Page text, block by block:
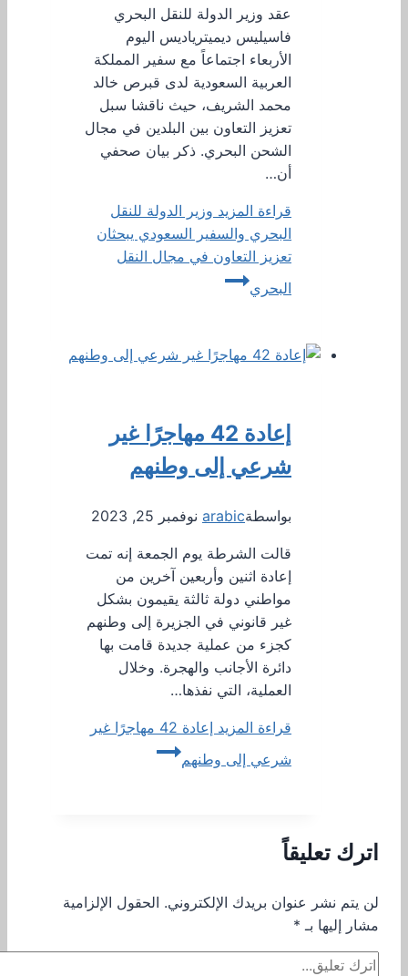
عقد وزير الدولة للنقل البحري
فاسيليس ديميترياديس اليوم
الأربعاء اجتماعاً مع سفير المملكة
العربية السعودية لدى قبرص خالد
محمد الشريف، حيث ناقشا سبل
تعزيز التعاون بين البلدين في مجال
الشحن البحري. ذكر بيان صحفي
أن…
قراءة المزيد وزير الدولة للنقل
البحري والسفير السعودي يبحثان
تعزيز التعاون في مجال النقل
البحري
إعادة 42 مهاجرًا غير
شرعي إلى وطنهم
بواسطةarabic نوفمبر 25, 2023
قالت الشرطة يوم الجمعة إنه تمت
إعادة اثنين وأربعين آخرين من
مواطني دولة ثالثة يقيمون بشكل
غير قانوني في الجزيرة إلى وطنهم
كجزء من عملية جديدة قامت بها
دائرة الأجانب والهجرة. وخلال
العملية، التي نفذها…
قراءة المزيد
إعادة 42 مهاجرًا غير
شرعي إلى وطنهم
اترك تعليقاً
لن يتم نشر عنوان بريدك الإلكتروني. الحقول الإلزامية
مشار إليها بـ *